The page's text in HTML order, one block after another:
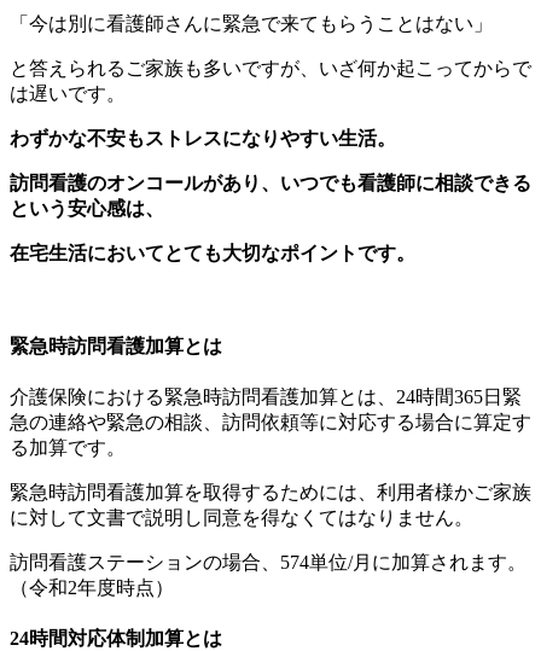
「今は別に看護師さんに緊急で来てもらうことはない」
と答えられるご家族も多いですが、いざ何か起こってからで
は遅いです。
わずかな不安もストレスになりやすい生活。
訪問看護のオンコールがあり、いつでも看護師に相談できる
という安心感は、
在宅生活においてとても大切なポイントです。
緊急時訪問看護加算とは
介護保険における緊急時訪問看護加算とは、24時間365日緊
急の連絡や緊急の相談、訪問依頼等に対応する場合に算定す
る加算です。
緊急時訪問看護加算を取得するためには、利用者様かご家族
に対して文書で説明し同意を得なくてはなりません。
訪問看護ステーションの場合、574単位/月に加算されます。
（令和2年度時点）
24時間対応体制加算とは